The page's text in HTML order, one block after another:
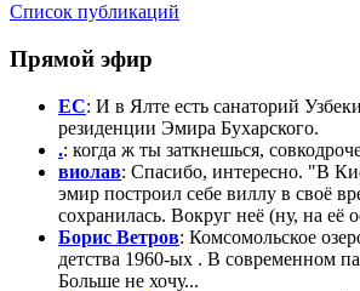
Список публикаций
Прямой эфир
EC: И в Ялте есть санаторий
резиденции Эмира Бухарского.
.: когда ж ты заткнешься,
виолав: Спасибо, интересно. "В
эмир построил себе виллу в своё
сохранилась. Вокруг неё (ну, на её
Борис Ветров: Комсомольское
детства 1960-ых . В современном
Больше не хочу...